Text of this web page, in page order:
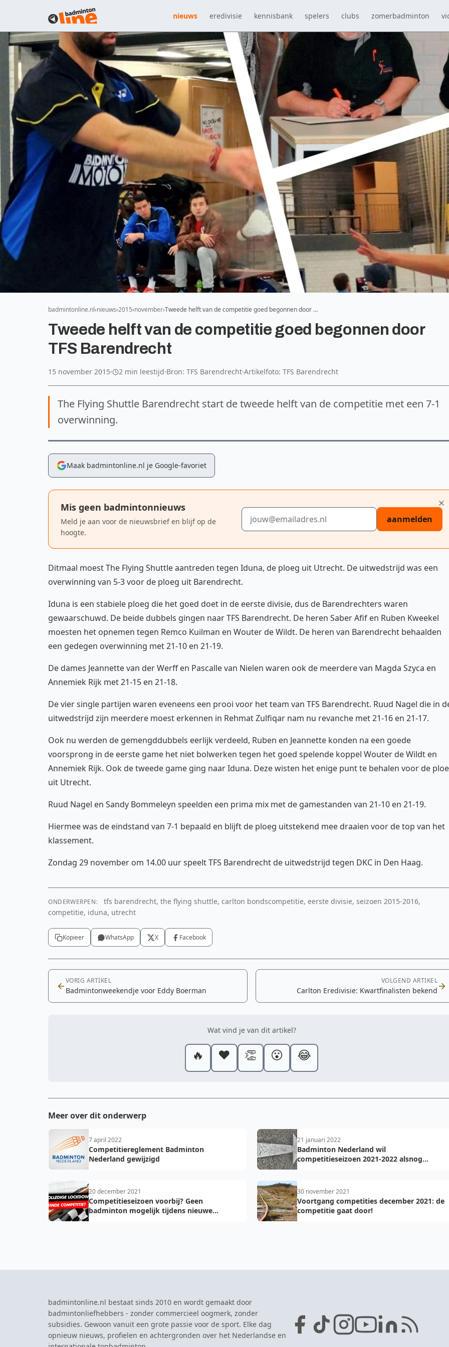
nieuws eredivisie kennisbank spelers clubs zomerbadminton
badmintonline.nl nieuws 2015 november Tweede helft van de competitie goed begonnen door …
Tweede helft van de competitie goed begonnen door
TFS Barendrecht
15 november 2015· 2 min leestijd·Bron: TFS Barendrecht·Artikelfoto: TFS Barendrecht
The Flying Shuttle Barendrecht start de tweede helft van de competitie met een 7-1
overwinning.
Maak badmintonline.nl je Google-favoriet
Mis geen badmintonnieuws
Meld je aan voor de nieuwsbrief en blijf op de
hoogte.
E-mailadres
aanmelden
Ditmaal moest The Flying Shuttle aantreden tegen Iduna, de ploeg uit Utrecht. De uitwedstrijd was een
overwinning van 5-3 voor de ploeg uit Barendrecht.
Iduna is een stabiele ploeg die het goed doet in de eerste divisie, dus de Barendrechters waren
gewaarschuwd. De beide dubbels gingen naar TFS Barendrecht. De heren Saber Afif en Ruben Kweekel
moesten het opnemen tegen Remco Kuilman en Wouter de Wildt. De heren van Barendrecht behaalden
een gedegen overwinning met 21-10 en 21-19.
De dames Jeannette van der Werff en Pascalle van Nielen waren ook de meerdere van Magda Szyca en
Annemiek Rijk met 21-15 en 21-18.
De vier single partijen waren eveneens een prooi voor het team van TFS Barendrecht. Ruud Nagel die in
uitwedstrijd zijn meerdere moest erkennen in Rehmat Zulfiqar nam nu revanche met 21-16 en 21-17.
Ook nu werden de gemengddubbels eerlijk verdeeld, Ruben en Jeannette konden na een goede
voorsprong in de eerste game het niet bolwerken tegen het goed spelende koppel Wouter de Wildt en
Annemiek Rijk. Ook de tweede game ging naar Iduna. Deze wisten het enige punt te behalen voor de
uit Utrecht.
Ruud Nagel en Sandy Bommeleyn speelden een prima mix met de gamestanden van 21-10 en 21-19.
Hiermee was de eindstand van 7-1 bepaald en blijft de ploeg uitstekend mee draaien voor de top van het
klassement.
Zondag 29 november om 14.00 uur speelt TFS Barendrecht de uitwedstrijd tegen DKC in Den Haag.
ONDERWERPEN:
tfs barendrecht, the flying shuttle, carlton bondscompetitie, eerste divisie, seizoen 2015-2016,
competitie, iduna, utrecht
Kopieer WhatsApp X Facebook
VORIG ARTIKEL
Badmintonweekendje voor Eddy Boerman
VOLGEND ARTIKEL
Carlton Eredivisie: Kwartfinalisten bekend
Wat vind je van dit artikel?
🔥 ❤️ 👏 😮 😂
Meer over dit onderwerp
7 april 2022
Competitiereglement Badminton
Nederland gewijzigd
21 januari 2022
Badminton Nederland wil
competitieseizoen 2021-2022 alsnog
20 december 2021
Competitieseizoen voorbij? Geen
badminton mogelijk tijdens nieuwe
30 november 2021
Voortgang competities december 2021: de
competitie gaat door!
badmintonline.nl bestaat sinds 2010 en wordt gemaakt door
badmintonliefhebbers - zonder commercieel oogmerk, zonder
subsidies. Gewoon vanuit een grote passie voor de sport. Elke dag
opnieuw nieuws, profielen en achtergronden over het Nederlandse en